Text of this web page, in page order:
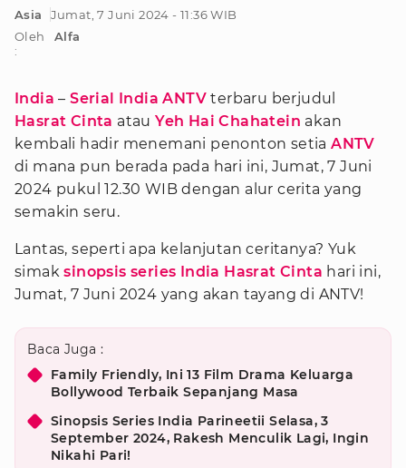
Asia
Jumat, 7 Juni 2024 - 11:36 WIB
Oleh
:
Alfa
India –Serial India ANTV terbaru berjudul
Hasrat Cinta atauYeh Hai Chahatein akan
kembali hadir menemani penonton setiaANTV
di mana pun berada pada hari ini, Jumat, 7 Juni
2024 pukul 12.30 WIB dengan alur cerita yang
semakin seru.
Lantas, seperti apa kelanjutan ceritanya? Yuk
simaksinopsis series India Hasrat Cinta hari ini,
Jumat, 7 Juni 2024 yang akan tayang di ANTV!
Baca Juga :
Family Friendly, Ini 13 Film Drama Keluarga
Bollywood Terbaik Sepanjang Masa
Sinopsis Series India Parineetii Selasa, 3
September 2024, Rakesh Menculik Lagi, Ingin
Nikahi Pari!